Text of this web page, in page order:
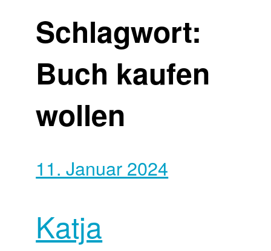
Schlagwort:
Buch kaufen
wollen
11. Januar 2024
Katja